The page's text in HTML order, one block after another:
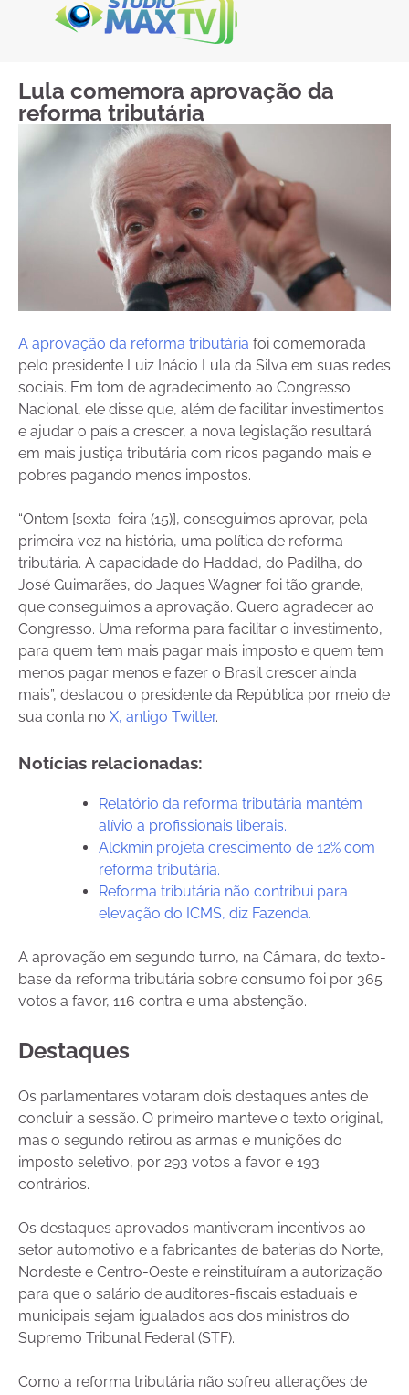
Lula comemora aprovação da
reforma tributária
A aprovação da reforma tributária foi comemorada
pelo presidente Luiz Inácio Lula da Silva em suas redes
sociais. Em tom de agradecimento ao Congresso
Nacional, ele disse que, além de facilitar investimentos
e ajudar o país a crescer, a nova legislação resultará
em mais justiça tributária com ricos pagando mais e
pobres pagando menos impostos.
“Ontem [sexta-feira (15)], conseguimos aprovar, pela
primeira vez na história, uma política de reforma
tributária. A capacidade do Haddad, do Padilha, do
José Guimarães, do Jaques Wagner foi tão grande,
que conseguimos a aprovação. Quero agradecer ao
Congresso. Uma reforma para facilitar o investimento,
para quem tem mais pagar mais imposto e quem tem
menos pagar menos e fazer o Brasil crescer ainda
mais”, destacou o presidente da República por meio de
sua conta no X, antigo Twitter.
Notícias relacionadas:
Relatório da reforma tributária mantém
alívio a profissionais liberais.
Alckmin projeta crescimento de 12% com
reforma tributária.
Reforma tributária não contribui para
elevação do ICMS, diz Fazenda.
A aprovação em segundo turno, na Câmara, do texto-
base da reforma tributária sobre consumo foi por 365
votos a favor, 116 contra e uma abstenção.
Destaques
Os parlamentares votaram dois destaques antes de
concluir a sessão. O primeiro manteve o texto original,
mas o segundo retirou as armas e munições do
imposto seletivo, por 293 votos a favor e 193
contrários.
Os destaques aprovados mantiveram incentivos ao
setor automotivo e a fabricantes de baterias do Norte,
Nordeste e Centro-Oeste e reinstituíram a autorização
para que o salário de auditores-fiscais estaduais e
municipais sejam igualados aos dos ministros do
Supremo Tribunal Federal (STF).
Como a reforma tributária não sofreu alterações de